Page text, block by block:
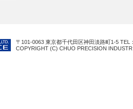
〒101-0063 東京都千代田区神田淡路町1-5 TEL
COPYRIGHT (C) CHUO PRECISION